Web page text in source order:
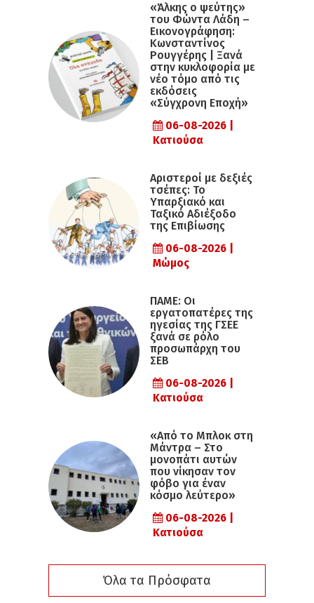
«Άλκης ο ψεύτης»
του Φώντα Λάδη –
Εικονογράφηση:
Κωνσταντίνος
Ρουγγέρης | Ξανά
στην κυκλοφορία με
νέο τόμο από τις
εκδόσεις
«Σύγχρονη Εποχή»
06-08-2026 |
Κατιούσα
Αριστεροί με δεξιές
τσέπες: Το
Υπαρξιακό και
Ταξικό Αδιέξοδο
της Επιβίωσης
06-08-2026 |
Μώμος
ΠΑΜΕ: Οι
εργατοπατέρες της
ηγεσίας της ΓΣΕΕ
ξανά σε ρόλο
προσωπάρχη του
ΣΕΒ
06-08-2026 |
Κατιούσα
«Από το Μπλοκ στη
Μάντρα – Στο
μονοπάτι αυτών
που νίκησαν τον
φόβο για έναν
κόσμο λεύτερο»
06-08-2026 |
Κατιούσα
Όλα τα Πρόσφατα